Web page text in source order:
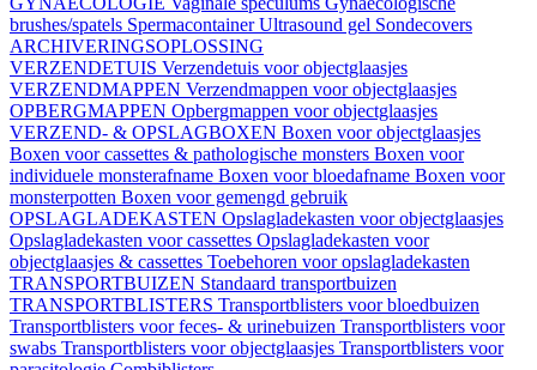
brushes/spatels SpermacontainerUltrasound gel Sondecovers
ARCHIVERINGSOPLOSSING
VERZENDETUIS Verzendetuis voor objectglaasjes
VERZENDMAPPEN Verzendmappen voor objectglaasjes
OPBERGMAPPEN Opbergmappen voor objectglaasjes
VERZEND- & OPSLAGBOXEN Boxen voor objectglaasjes
Boxen voor cassettes & pathologische monsters Boxen voor
individuele monsterafname Boxen voor bloedafname Boxen voor
monsterpotten Boxen voor gemengd gebruik
OPSLAGLADEKASTEN Opslagladekasten voor objectglaasjes
Opslagladekasten voor cassettes Opslagladekasten voor
objectglaasjes & cassettes Toebehoren voor opslagladekasten
TRANSPORTBUIZEN Standaard transportbuizen
TRANSPORTBLISTERS Transportblisters voor bloedbuizen
Transportblisters voor feces- & urinebuizen Transportblisters voor
swabs Transportblisters voor objectglaasjes Transportblisters voor